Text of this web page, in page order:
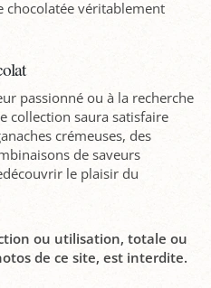
chocolatée véritablement
passionné ou à la recherche
collection saura satisfaire
crémeuses, des
de saveurs
le plaisir du
ou utilisation, totale ou
de ce site, est interdite.